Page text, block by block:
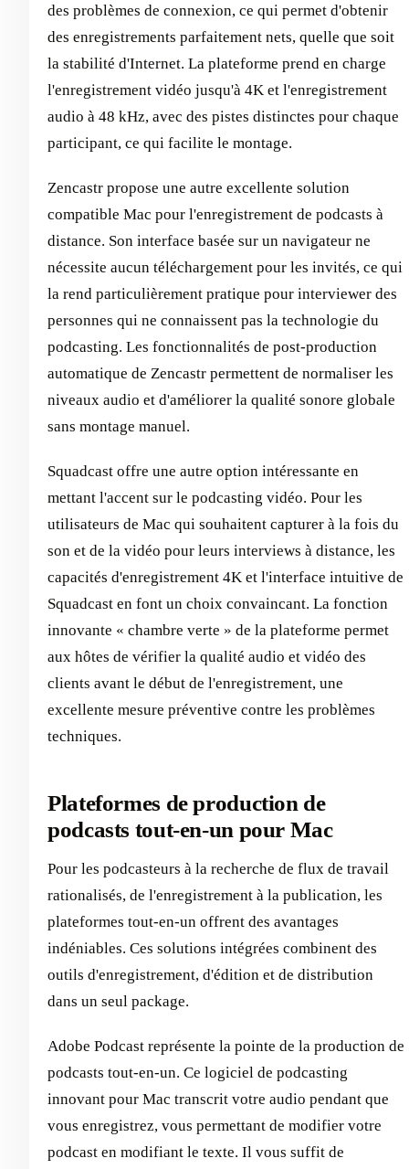
des problèmes de connexion, ce qui permet d'obtenir
des enregistrements parfaitement nets, quelle que soit
la stabilité d'Internet. La plateforme prend en charge
l'enregistrement vidéo jusqu'à 4K et l'enregistrement
audio à 48 kHz, avec des pistes distinctes pour chaque
participant, ce qui facilite le montage.
Zencastr propose une autre excellente solution
compatible Mac pour l'enregistrement de podcasts à
distance. Son interface basée sur un navigateur ne
nécessite aucun téléchargement pour les invités, ce qui
la rend particulièrement pratique pour interviewer des
personnes qui ne connaissent pas la technologie du
podcasting. Les fonctionnalités de post-production
automatique de Zencastr permettent de normaliser les
niveaux audio et d'améliorer la qualité sonore globale
sans montage manuel.
Squadcast offre une autre option intéressante en
mettant l'accent sur le podcasting vidéo. Pour les
utilisateurs de Mac qui souhaitent capturer à la fois du
son et de la vidéo pour leurs interviews à distance, les
capacités d'enregistrement 4K et l'interface intuitive de
Squadcast en font un choix convaincant. La fonction
innovante « chambre verte » de la plateforme permet
aux hôtes de vérifier la qualité audio et vidéo des
clients avant le début de l'enregistrement, une
excellente mesure préventive contre les problèmes
techniques.
Plateformes de production de
podcasts tout-en-un pour Mac
Pour les podcasteurs à la recherche de flux de travail
rationalisés, de l'enregistrement à la publication, les
plateformes tout-en-un offrent des avantages
indéniables. Ces solutions intégrées combinent des
outils d'enregistrement, d'édition et de distribution
dans un seul package.
Adobe Podcast représente la pointe de la production de
podcasts tout-en-un. Ce logiciel de podcasting
innovant pour Mac transcrit votre audio pendant que
vous enregistrez, vous permettant de modifier votre
podcast en modifiant le texte. Il vous suffit de